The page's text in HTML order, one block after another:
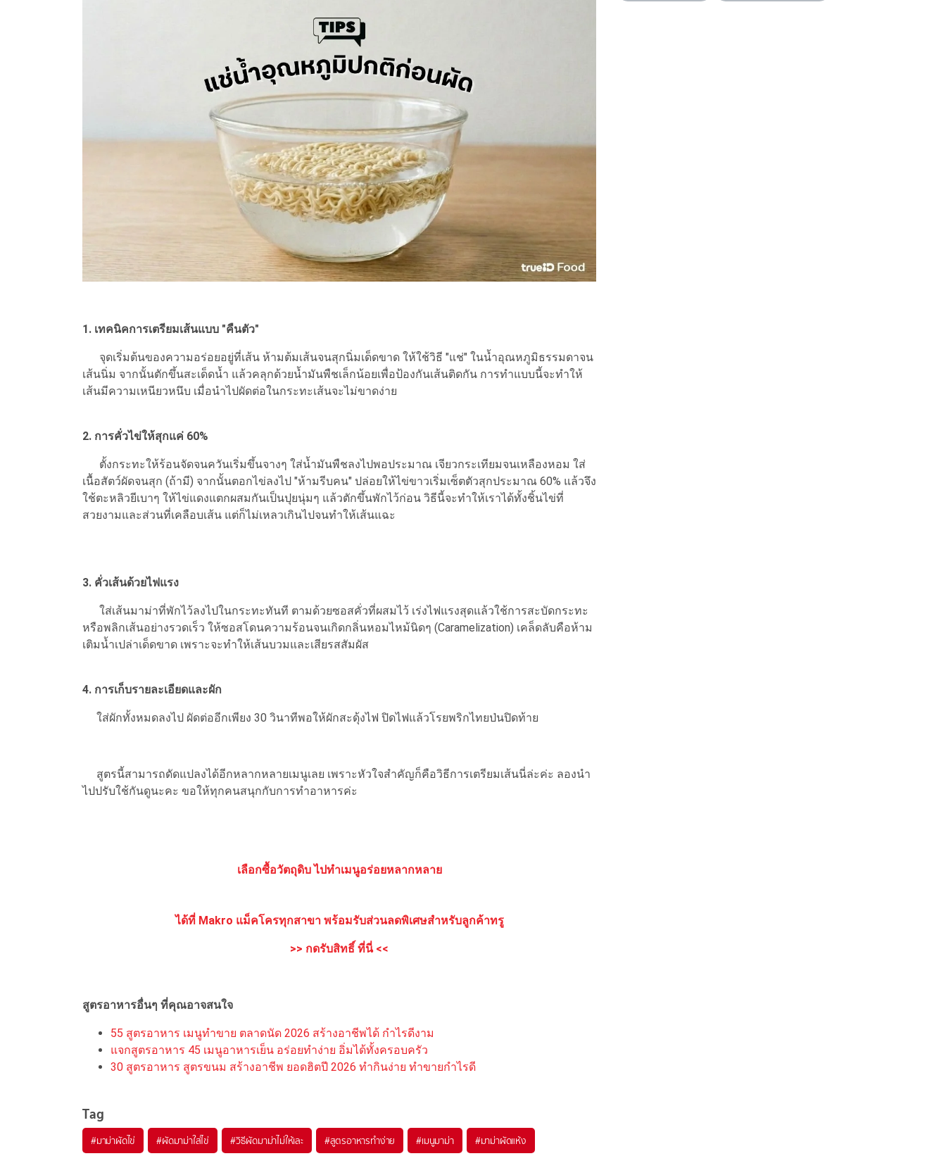
1. เทคนิคการเตรียมเส้นแบบ "คืนตัว"
จุดเริ่มต้นของความอร่อยอยู่ที่เส้น ห้ามต้มเส้นจนสุกนิ่มเด็ดขาด ให้ใช้วิธี "แช่" ในน้ำอุณหภูมิธรรมดาจน
เส้นนิ่ม จากนั้นตักขึ้นสะเด็ดน้ำ แล้วคลุกด้วยน้ำมันพืชเล็กน้อยเพื่อป้องกันเส้นติดกัน การทำแบบนี้จะทำให้
เส้นมีความเหนียวหนึบ เมื่อนำไปผัดต่อในกระทะเส้นจะไม่ขาดง่าย
2. การคั่วไข่ให้สุกแค่ 60%
ตั้งกระทะให้ร้อนจัดจนควันเริ่มขึ้นจางๆ ใส่น้ำมันพืชลงไปพอประมาณ เจียวกระเทียมจนเหลืองหอม ใส่
เนื้อสัตว์ผัดจนสุก (ถ้ามี) จากนั้นตอกไข่ลงไป "ห้ามรีบคน" ปล่อยให้ไข่ขาวเริ่มเซ็ตตัวสุกประมาณ 60% แล้วจึง
ใช้ตะหลิวยีเบาๆ ให้ไข่แดงแตกผสมกันเป็นปุยนุ่มๆ แล้วตักขึ้นพักไว้ก่อน วิธีนี้จะทำให้เราได้ทั้งชิ้นไข่ที่
สวยงามและส่วนที่เคลือบเส้น แต่ก็ไม่เหลวเกินไปจนทำให้เส้นแฉะ
3. คั่วเส้นด้วยไฟแรง
ใส่เส้นมาม่าที่พักไว้ลงไปในกระทะทันที ตามด้วยซอสคั่วที่ผสมไว้ เร่งไฟแรงสุดแล้วใช้การสะบัดกระทะ
หรือพลิกเส้นอย่างรวดเร็ว ให้ซอสโดนความร้อนจนเกิดกลิ่นหอมไหม้นิดๆ (Caramelization) เคล็ดลับคือห้าม
เติมน้ำเปล่าเด็ดขาด เพราะจะทำให้เส้นบวมและเสียรสสัมผัส
4. การเก็บรายละเอียดและผัก
ใส่ผักทั้งหมดลงไป ผัดต่ออีกเพียง 30 วินาทีพอให้ผักสะดุ้งไฟ ปิดไฟแล้วโรยพริกไทยป่นปิดท้าย
สูตรนี้สามารถดัดแปลงได้อีกหลากหลายเมนูเลย เพราะหัวใจสำคัญก็คือวิธีการเตรียมเส้นนี่ล่ะค่ะ ลองนำ
ไปปรับใช้กันดูนะคะ ขอให้ทุกคนสนุกกับการทำอาหารค่ะ
เลือกซื้อวัตถุดิบ ไปทำเมนูอร่อยหลากหลาย
ได้ที่ Makro แม็คโครทุกสาขา พร้อมรับส่วนลดพิเศษสำหรับลูกค้าทรู
>> กดรับสิทธิ์ ที่นี่ <<
สูตรอาหารอื่นๆ ที่คุณอาจสนใจ
55 สูตรอาหาร เมนูทำขาย ตลาดนัด 2026 สร้างอาชีพได้ กำไรดีงาม
แจกสูตรอาหาร 45 เมนูอาหารเย็น อร่อยทำง่าย อิ่มได้ทั้งครอบครัว
30 สูตรอาหาร สูตรขนม สร้างอาชีพ ยอดฮิตปี 2026 ทำกินง่าย ทำขายกำไรดี
Tag
#มาม่าผัดไข่ #ผัดมาม่าใส่ไข่ #วิธีผัดมาม่าไม่ให้เละ #สูตรอาหารทำง่าย #เมนูมาม่า #มาม่าผัดแห้ง